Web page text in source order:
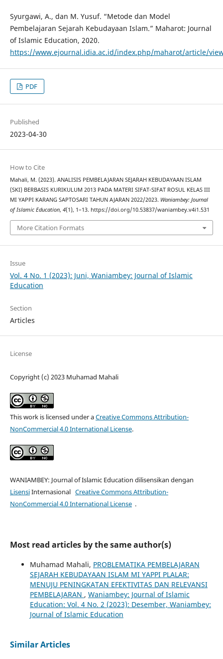
Syurgawi, A., dan M. Yusuf. “Metode dan Model
Pembelajaran Sejarah Kebudayaan Islam.” Maharot: Journal
of Islamic Education, 2020.
https://www.ejournal.idia.ac.id/index.php/maharot/article/
PDF
Published
2023-04-30
How to Cite
Mahali, M. (2023). ANALISIS PEMBELAJARAN SEJARAH KEBUDAYAAN ISLAM
(SKI) BERBASIS KURIKULUM 2013 PADA MATERI SIFAT-SIFAT ROSUL KELAS III
MI YAPPI KARANG SAPTOSARI TAHUN AJARAN 2022/2023. Waniambey: Journal
of Islamic Education, 4(1), 1–13. https://doi.org/10.53837/waniambey.v4i1.531
More Citation Formats
Issue
Vol. 4 No. 1 (2023): Juni, Waniambey: Journal of Islamic
Education
Section
Articles
License
Copyright (c) 2023 Muhamad Mahali
This work is licensed under aCreative Commons Attribution-
NonCommercial 4.0 International License.
WANIAMBEY: Journal of Islamic Education dilisensikan dengan
LisensiInternasional Creative Commons Attribution-
NonCommercial 4.0 International License .
Most read articles by the same author(s)
Muhamad Mahali, PROBLEMATIKA PEMBELAJARAN
SEJARAH KEBUDAYAAN ISLAM MI YAPPI PLALAR:
MENUJU PENINGKATAN EFEKTIVITAS DAN RELEVANSI
PEMBELAJARAN , Waniambey: Journal of Islamic
Education: Vol. 4 No. 2 (2023): Desember, Waniambey:
Journal of Islamic Education
Similar Articles